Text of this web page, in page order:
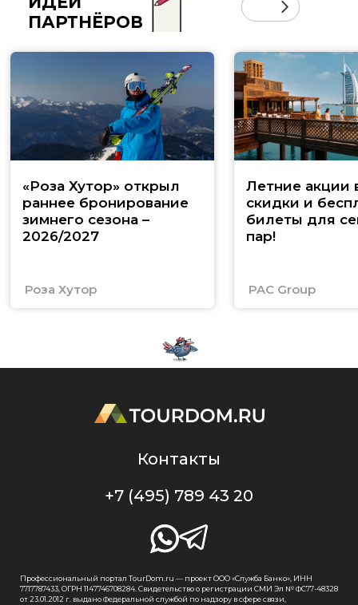
ПАРТНЁРОВ
«Роза Хутор» открыл
раннее бронирование
зимнего сезона –
2026/2027
Роза Хутор
Летние акции
скидки и
билеты для
пар!
PAC Group
Контакты
+7 (495) 789 43 20
Профессиональный портал TourDom.ru — проект ООО «Служба Банко», ИНН
7717787433, ОГРН 1147746708284. Свидетельство о регистрации СМИ Эл № ФС77-48328
от 23.01.2012 г. выдано Федеральной службой по надзору в сфере связи,